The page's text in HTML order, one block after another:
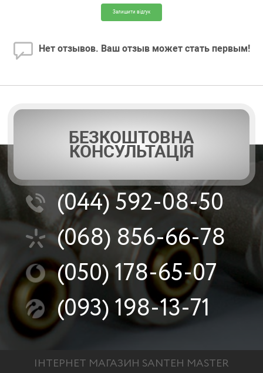
Залишити відгук
Нет отзывов. Ваш отзыв может стать первым!
БЕЗКОШТОВНА
КОНСУЛЬТАЦІЯ
(044)592-08-50
(068) 856-66-78
(050)178-65-07
(093)198-13-71
ІНТЕРНЕТ МАГАЗИН SANTEH MASTER